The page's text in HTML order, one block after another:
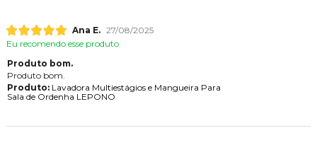
Ana E. 27/08/2025
Eu recomendo esse produto.
Produto bom.
Produto bom.
Produto:Lavadora Multiestágios e Mangueira Para
Sala de Ordenha LEPONO